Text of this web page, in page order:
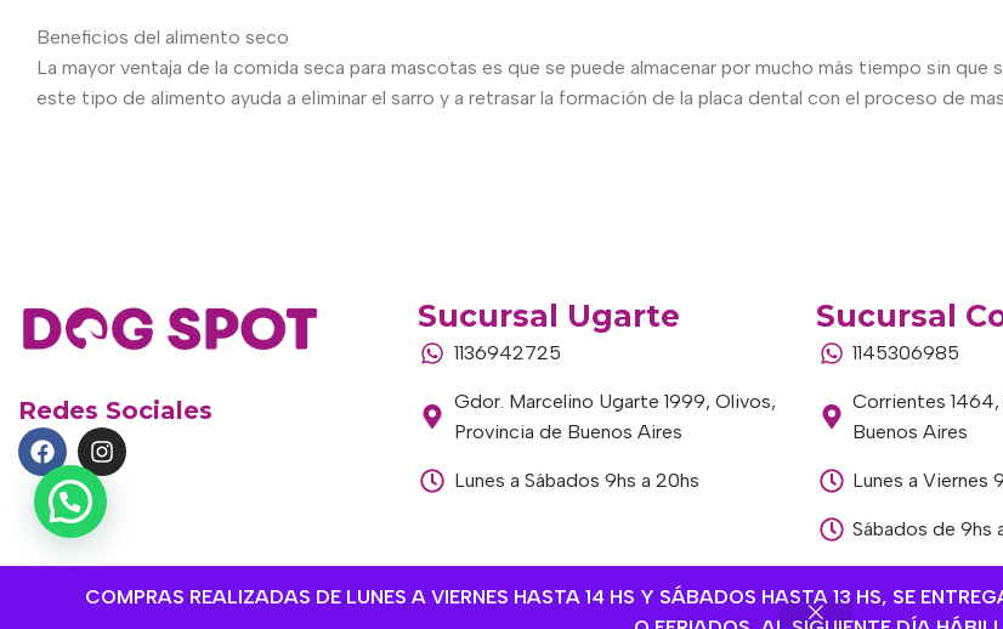
COMPRAS REALIZADAS DE LUNES A VIERNES HASTA 14 HS Y SÁBADOS HASTA 13 HS, SE
Beneficios del alimento seco
La mayor ventaja de la comida seca para mascotas es que se puede almacenar por mucho más tiempo sin
este tipo de alimento ayuda a eliminar el sarro y a retrasar la formación de la placa dental con el proceso de
Redes Sociales
Sucursal Ugarte
1136942725
Gdor. Marcelino Ugarte 1999, Olivos,
Provincia de Buenos Aires
Lunes a Sábados 9hs a 20hs
Sucursal
1145306985
Corrientes
Buenos Aires
Lunes a Viernes
Sábados de 9hs